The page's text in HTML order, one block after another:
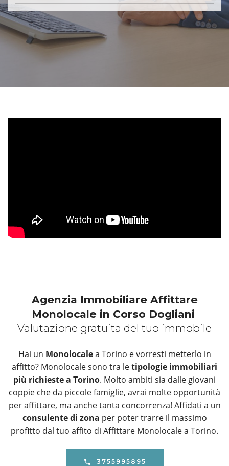
Agenzia Immobiliare Affittare
Monolocale in Corso Dogliani
Valutazione gratuita del tuo immobile
Hai un Monolocalea Torino e vorresti metterlo in
affitto? Monolocale sono tra letipologie immobiliari
più richieste a Torino. Molto ambiti sia dalle giovani
coppie che da piccole famiglie, avrai molte opportunità
per affittare, ma anche tanta concorrenza! Affidati a un
consulente di zona per poter trarre il massimo
profitto dal tuo affito di Affittare Monolocale a Torino.
3755995895